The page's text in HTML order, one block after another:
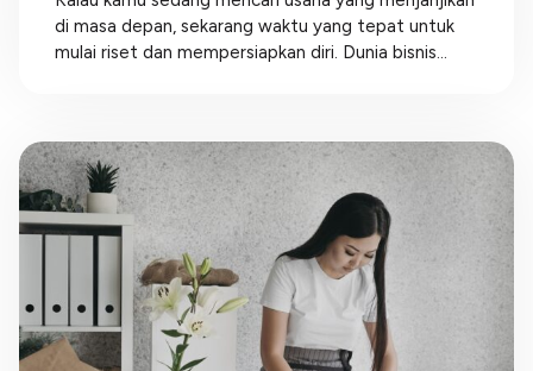
di masa depan, sekarang waktu yang tepat untuk
mulai riset dan mempersiapkan diri. Dunia bisnis...